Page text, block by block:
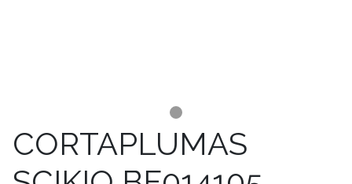
CORTAPLUMAS